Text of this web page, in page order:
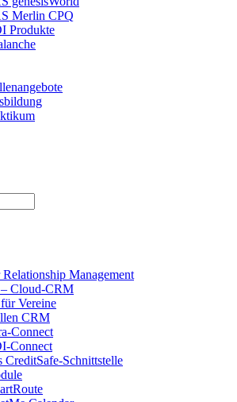
Merlin CPQ
Produkte
Relationship Management
– Cloud-CRM
Vereine
CRM
Connect
Connect
CreditSafe-Schnittstelle